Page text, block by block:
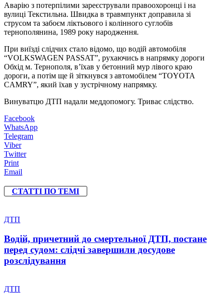
Аварію з потерпілими зареєстрували правоохоронці і на
вулиці Текстильна. Швидка в травмпункт доправила зі
струсом та забоєм ліктьового і колінного суглобів
тернополянина, 1989 року народження.
При виїзді слідчих стало відомо, що водій автомобіля
“VOLKSWAGEN PASSAT”, рухаючись в напрямку дороги
Обхід м. Тернополя, в’їхав у бетонний мур лівого краю
дороги, а потім ще й зіткнувся з автомобілем “TOYOTA
CAMRY”, який їхав у зустрічному напрямку.
Винуватцю ДТП надали меддопомогу. Триває слідство.
Facebook
WhatsApp
Telegram
Viber
Twitter
Print
Email
СТАТТІ ПО ТЕМІ
ДТП
Водій, причетний до смертельної ДТП, постане
перед судом: слідчі завершили досудове
розслідування
ДТП